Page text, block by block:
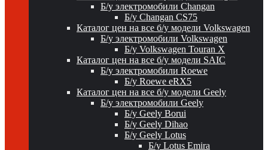
Б/у электромобили Changan
Б/у Changan CS75
Каталог цен на все б/у модели Volkswagen
Б/у электромобили Volkswagen
Б/у Volkswagen Touran X
Каталог цен на все б/у модели SAIC
Б/у электромобили Roewe
Б/у Roewe eRX5
Каталог цен на все б/у модели Geely
Б/у электромобили Geely
Б/у Geely Borui
Б/у Geely Dihao
Б/у Geely Lotus
Б/у Lotus Emira